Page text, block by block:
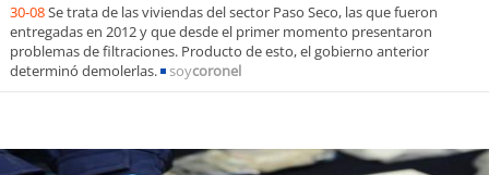
30-08Se trata de las viviendas del sector Paso Seco, las que fueron
entregadas en 2012 y que desde el primer momento presentaron
problemas de filtraciones. Producto de esto, el gobierno anterior
determinó demolerlas.
soycoronel